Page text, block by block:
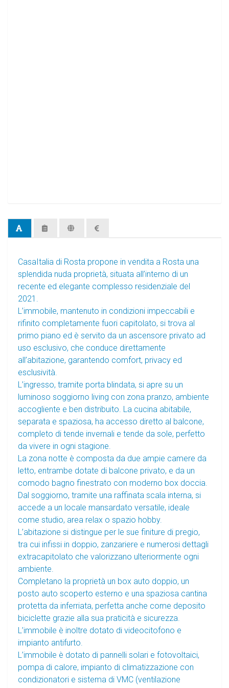
CasaItalia di Rosta propone in vendita a Rosta una
splendida nuda proprietà, situata all’interno di un
recente ed elegante complesso residenziale del
2021.
L’immobile, mantenuto in condizioni impeccabili e
rifinito completamente fuori capitolato, si trova al
primo piano ed è servito da un ascensore privato ad
uso esclusivo, che conduce direttamente
all’abitazione, garantendo comfort, privacy ed
esclusività.
L’ingresso, tramite porta blindata, si apre su un
luminoso soggiorno living con zona pranzo, ambiente
accogliente e ben distribuito. La cucina abitabile,
separata e spaziosa, ha accesso diretto al balcone,
completo di tende invernali e tende da sole, perfetto
da vivere in ogni stagione.
La zona notte è composta da due ampie camere da
letto, entrambe dotate di balcone privato, e da un
comodo bagno finestrato con moderno box doccia.
Dal soggiorno, tramite una raffinata scala interna, si
accede a un locale mansardato versatile, ideale
come studio, area relax o spazio hobby.
L’abitazione si distingue per le sue finiture di pregio,
tra cui infissi in doppio, zanzariere e numerosi dettagli
extracapitolato che valorizzano ulteriormente ogni
ambiente.
Completano la proprietà un box auto doppio, un
posto auto scoperto esterno e una spaziosa cantina
protetta da inferriata, perfetta anche come deposito
biciclette grazie alla sua praticità e sicurezza.
L’immobile è inoltre dotato di videocitofono e
impianto antifurto.
L’immobile è dotato di pannelli solari e fotovoltaici,
pompa di calore, impianto di climatizzazione con
condizionatori e sistema di VMC (ventilazione